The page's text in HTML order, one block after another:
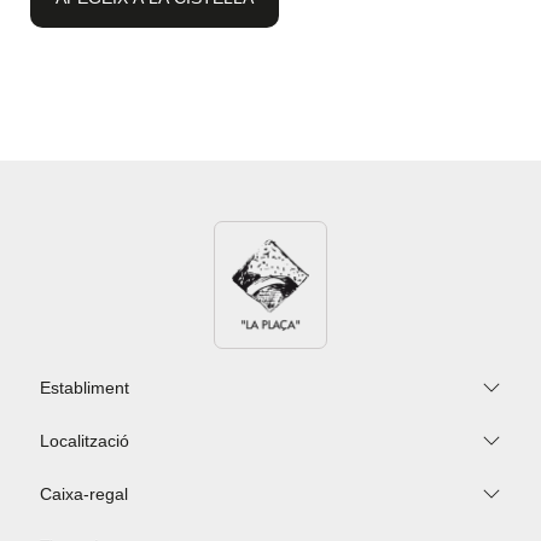
Descripció
Descobreix la màgia del
Informació
addicional
Establiment
Establiment
Localització
Localització
Caixa-regal